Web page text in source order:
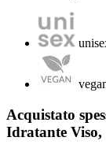
Acquistato
Idratante Viso,